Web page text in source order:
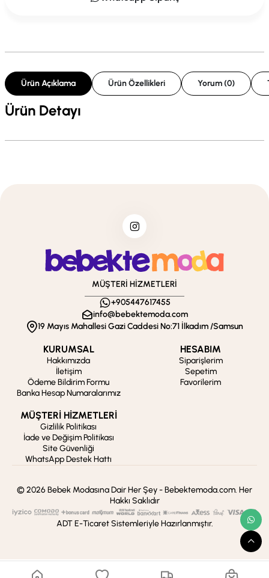
Ürün Açıklama Ürün Özellikleri Yorum (0)
Ürün Detayı
MÜŞTERİ HİZMETLERİ
+905447617455
info@bebektemoda.com
19 Mayıs Mahallesi Gazi Caddesi No:71 İlkadım /Samsun
KURUMSAL
Hakkımızda
İletişim
Ödeme Bildirim Formu
Banka Hesap Numaralarımız
HESABIM
Siparişlerim
Sepetim
Favorilerim
MÜŞTERİ HİZMETLERİ
Gizlilik Politikası
İade ve Değişim Politikası
Site Güvenliği
WhatsApp Destek Hattı
© 2026 Bebek Modasına Dair Her Şey - Bebektemoda.com. Her
Hakkı Saklıdır
ADT E-Ticaret Sistemleriyle Hazırlanmıştır.